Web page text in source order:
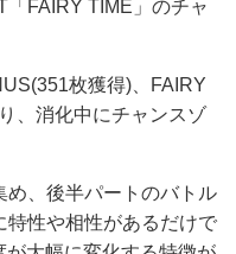
FAIRY TIME」のチャ
枚獲得)、FAIRY
、消化中にチャンスゾ
、後半パートのバトル
特性や相性があるだけで